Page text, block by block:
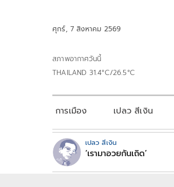
ศุกร์, 7 สิงหาคม 2569
สภาพอากาศวันนี้
THAILAND 31.4°C/26.5°C
การเมือง เปลว สีเงิน
เปลว สีเงิน
‘เรามาอวยกันเถิด’